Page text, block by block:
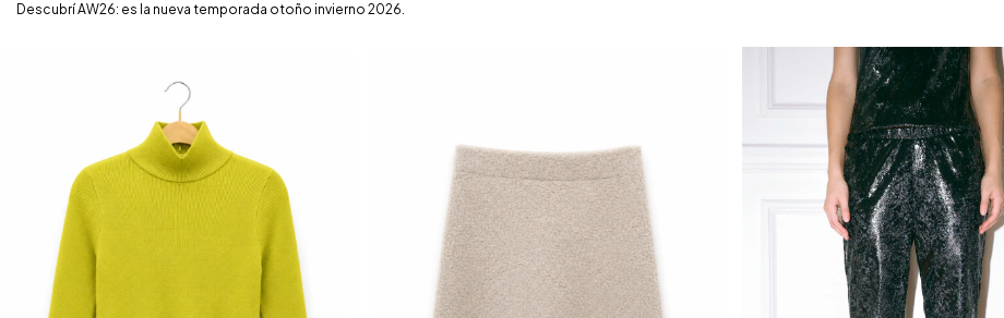
Descubrí AW26: es la nueva temporada otoño invierno 2026.